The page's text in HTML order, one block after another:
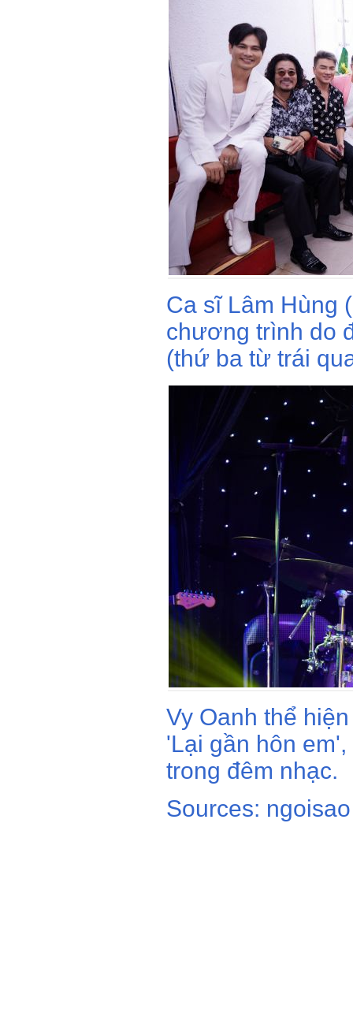
Ca sĩ Lâm Hùng
chương trình do
(thứ ba từ trái
Vy Oanh thể
'Lại gần hôn
trong đêm nhạc.
Sources: ngoisao